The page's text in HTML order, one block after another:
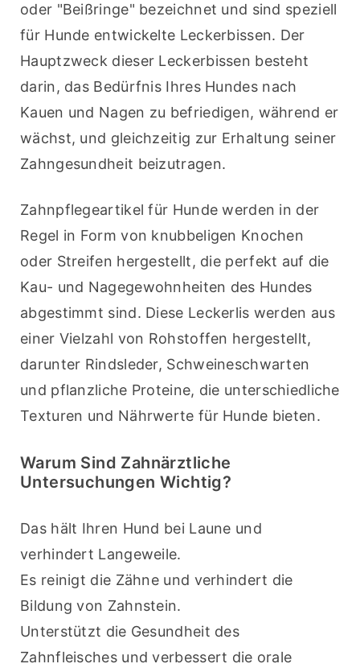
oder "Beißringe" bezeichnet und sind speziell
für Hunde entwickelte Leckerbissen. Der
Hauptzweck dieser Leckerbissen besteht
darin, das Bedürfnis Ihres Hundes nach
Kauen und Nagen zu befriedigen, während er
wächst, und gleichzeitig zur Erhaltung seiner
Zahngesundheit beizutragen.
Zahnpflegeartikel für Hunde werden in der
Regel in Form von knubbeligen Knochen
oder Streifen hergestellt, die perfekt auf die
Kau- und Nagegewohnheiten des Hundes
abgestimmt sind. Diese Leckerlis werden aus
einer Vielzahl von Rohstoffen hergestellt,
darunter Rindsleder, Schweineschwarten
und pflanzliche Proteine, die unterschiedliche
Texturen und Nährwerte für Hunde bieten.
Warum Sind Zahnärztliche
Untersuchungen Wichtig?
Das hält Ihren Hund bei Laune und
verhindert Langeweile.
Es reinigt die Zähne und verhindert die
Bildung von Zahnstein.
Unterstützt die Gesundheit des
Zahnfleisches und verbessert die orale